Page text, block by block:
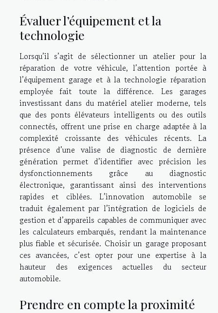
Évaluer l’équipement et la
technologie
Lorsqu’il s’agit de sélectionner un atelier pour la
réparation de votre véhicule, l’attention portée à
l’équipement garage et à la technologie réparation
employée fait toute la différence. Les garages
investissant dans du matériel atelier moderne, tels
que des ponts élévateurs intelligents ou des outils
connectés, offrent une prise en charge adaptée à la
complexité croissante des véhicules récents. La
présence d’une valise de diagnostic de dernière
génération permet d’identifier avec précision les
dysfonctionnements grâce au diagnostic
électronique, garantissant ainsi des interventions
rapides et ciblées. L’innovation automobile se
traduit également par l’intégration de logiciels de
gestion et d’appareils capables de communiquer avec
les calculateurs embarqués, rendant la maintenance
plus fiable et sécurisée. Choisir un garage proposant
ces avancées, c’est opter pour une expertise à la
hauteur des exigences actuelles du secteur
automobile.
Prendre en compte la proximité